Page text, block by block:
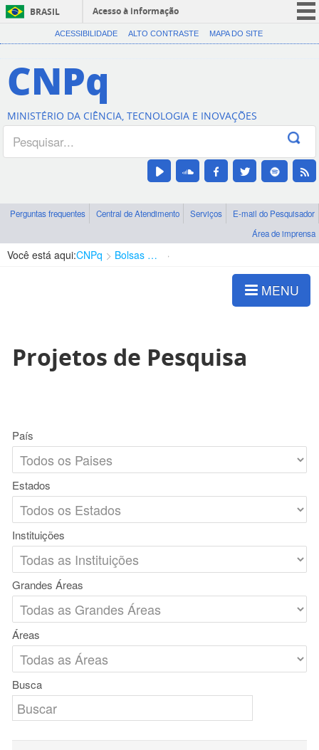
BRASIL
Acesso à informação
CORONAVÍRUS (COVID-19)
Canais
ACESSIBILIDADE ALTO CONTRASTE MAPA DO SITE
CNPq
MINISTÉRIO DA CIÊNCIA, TECNOLOGIA E INOVAÇÕES
Perguntas frequentes Central de Atendimento Serviços
E-mail do Pesquisador
Área de imprensa
Você está aqui:CNPq Bolsas e Auxílios Vigentes
MENU
Projetos de Pesquisa
País
Estados
Instituições
Grandes Áreas
Áreas
Busca